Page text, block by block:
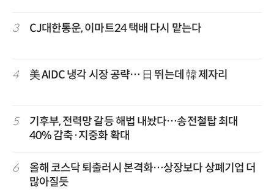
3 CJ대한통운, 이마트24 택배 다시 맡는다
4 美 AIDC 냉각 시장 공략… 日 뛰는데 韓 제자리
5
기후부, 전력망 갈등 해법 내놨다…송전철탑 최대
40% 감축·지중화 확대
6
올해 코스닥 퇴출러시 본격화…상장보다 상폐기업 더
많아질듯